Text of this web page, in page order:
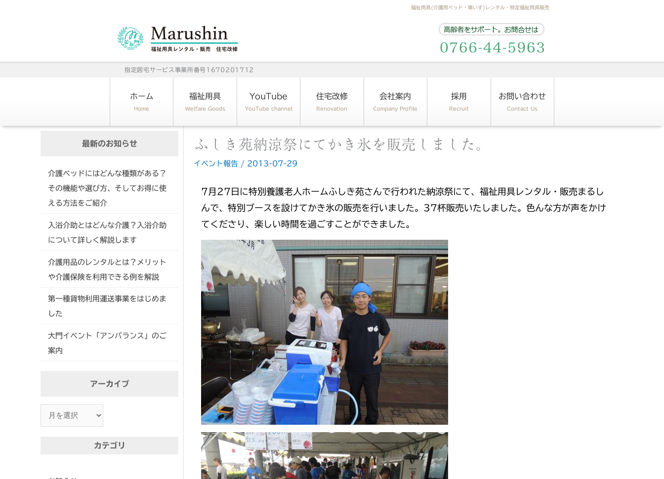
福祉用具(介護用ベッド・車いす)レンタル・特定福祉用具販売
指定居宅サービス事業所番号1670201712
ホーム
Home
福祉用具
Welfare Goods
YouTube
YouTube channel
住宅改修
Renovation
会社案内
Company Profile
採用
Recruit
お問い合わせ
Contact Us
最新のお知らせ
介護ベッドにはどんな種類がある？
その機能や選び方、そしてお得に使
える方法をご紹介
入浴介助とはどんな介護？入浴介助
について詳しく解説します
介護用品のレンタルとは？メリット
や介護保険を利用できる例を解説
第一種貨物利用運送事業をはじめま
した
大門イベント「アンバランス」のご
案内
アーカイブ
カテゴリ
ふしき苑納涼祭にてかき氷を販売しました。
イベント報告 / 2013-07-29
7月27日に特別養護老人ホームふしき苑さんで行われた納涼祭にて、福祉用具レンタル・販売まるし
んで、特別ブースを設けてかき氷の販売を行いました。37杯販売いたしました。色んな方が声をかけ
てくださり、楽しい時間を過ごすことができました。